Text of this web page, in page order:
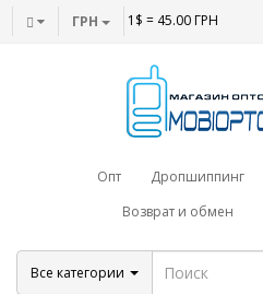
ГРН 1$ = 45.00 ГРН
Опт Дропшиппинг
Возврат и обмен
Все категории